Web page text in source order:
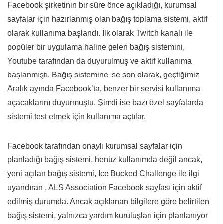
Facebook şirketinin bir süre önce açıkladığı, kurumsal
sayfalar için hazırlanmış olan bağış toplama sistemi, aktif
olarak kullanıma başlandı. İlk olarak Twitch kanalı ile
popüler bir uygulama haline gelen bağış sistemini,
Youtube tarafından da duyurulmuş ve aktif kullanıma
başlanmıştı. Bağış sistemine ise son olarak, geçtiğimiz
Aralık ayında Facebook’ta, benzer bir servisi kullanıma
açacaklarını duyurmuştu. Şimdi ise bazı özel sayfalarda
sistemi test etmek için kullanıma açtılar.
Facebook tarafından onaylı kurumsal sayfalar için
planladığı bağış sistemi, henüz kullanımda değil ancak,
yeni açılan bağış sistemi, Ice Bucked Challenge ile ilgi
uyandıran , ALS Association Facebook sayfası için aktif
edilmiş durumda. Ancak açıklanan bilgilere göre belirtilen
bağış sistemi, yalnızca yardım kuruluşları için planlanıyor